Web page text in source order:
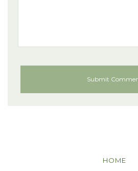
HOME